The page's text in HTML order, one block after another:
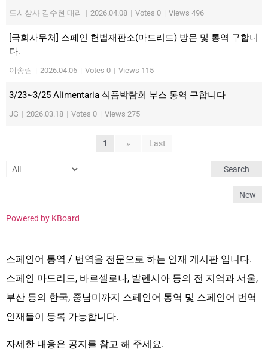
도시상사 김수현 대리 | 2026.04.08 | Votes 0 | Views 496
[국회사무처] 스페인 헌법재판소(마드리드) 방문 및 통역 구합니
다.
이송림 | 2026.04.06 | Votes 0 | Views 115
3/23~3/25 Alimentaria 식품박람회 부스 통역 구합니다
JG | 2026.03.18 | Votes 0 | Views 275
1 » Last
Search
New
Powered by KBoard
스페인어 통역 / 번역을 전문으로 하는 인재 게시판 입니다.
스페인 마드리드, 바르셀로나, 발렌시아 등의 전 지역과 서울,
부산 등의 한국, 중남미까지 스페인어 통역 및 스페인어 번역
인재들이 등록 가능합니다.
자세한 내용은 공지를 참고 해 주세요.